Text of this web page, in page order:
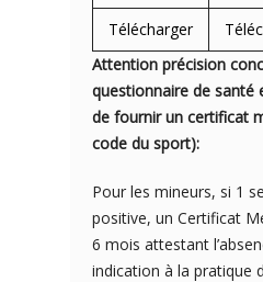
Télécharger
Attention précision
questionnaire de santé
de fournir un certificat
code du sport):
Pour les mineurs, si 1
positive, un Certificat
6 mois attestant
indication à la pratique